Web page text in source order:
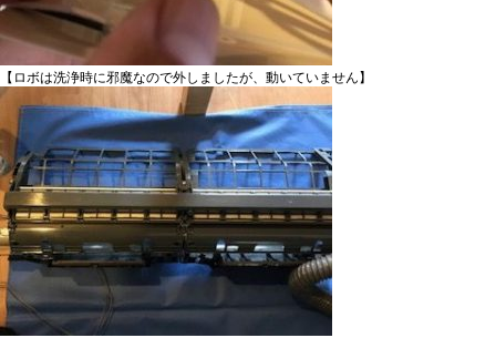
【ロボは洗浄時に邪魔なので外しましたが、動いていません】